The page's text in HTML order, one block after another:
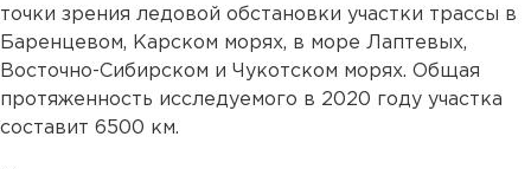
точки зрения ледовой обстановки участки трассы в
Баренцевом, Карском морях, в море Лаптевых,
Восточно-Сибирском и Чукотском морях. Общая
протяженность исследуемого в 2020 году участка
составит 6500 км.